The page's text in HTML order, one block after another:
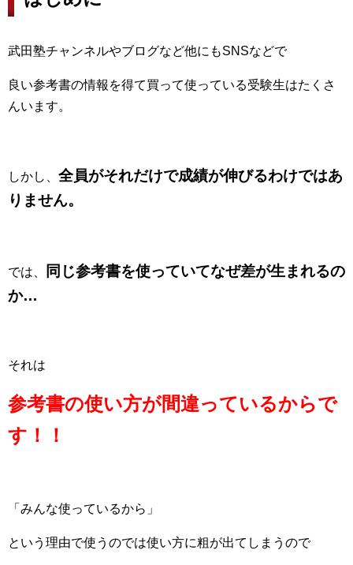
武田塾チャンネルやブログなど他にもSNSなどで
良い参考書の情報を得て買って使っている受験生はたくさ
んいます。
しかし、 全員がそれだけで成績が伸びるわけではあ
りません。
では、
同じ参考書を使っていてなぜ差が生まれるの
か…
それは
参考書の使い方が間違っているからで
す！！
「みんな使っているから」
という理由で使うのでは使い方に粗が出てしまうので